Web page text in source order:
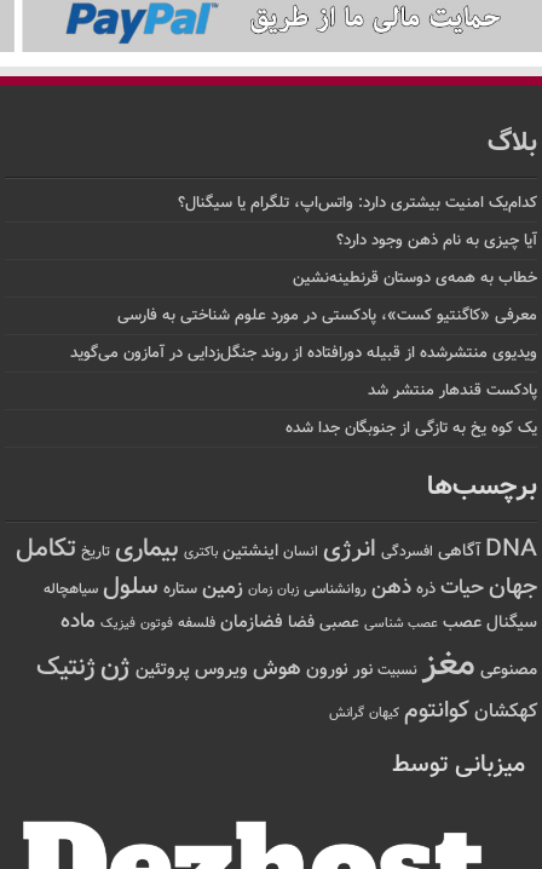
بلاگ
کدام‌یک امنیت بیشتری دارد: واتس‌اپ، تلگرام یا سیگنال؟
آیا چیزی به نام ذهن وجود دارد؟
خطاب به همه‌ی دوستان قرنطینه‌نشین
معرفی «کاگنتیو کست»، پادکستی در مورد علوم شناختی به فارسی
ویدیوی منتشرشده از قبیله دورافتاده‌ از روند جنگل‌زدایی در آمازون می‌گوید
پادکست قندهار منتشر شد
یک کوه یخ به تازگی از جنوبگان جدا شده
برچسب‌ها
DNA آگاهی افسردگی انرژی انسان اینشتین باکتری بیماری تاریخ تکامل
جهانحیات ذره ذهن روانشناسی زبان زمان زمین ستاره سلول سیاهچاله
سیگنال عصب عصب شناسی عصبی فضا فضازمان فلسفه فوتون فیزیک ماده
مصنوعی مغز نسبیت نور نورون هوش ویروس پروتئین ژنژنتیک
کهکشانکوانتوم کیهان گرانش
میزبانی توسط